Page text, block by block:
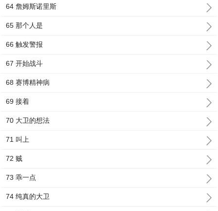
64 詹姆斯诺里斯
65 那个人是
66 触发警报
67 开始战斗
68 赛博精神病
69 接着
70 大卫的想法
71 叫上
72 贼
73 乖一点
74 纯真的大卫